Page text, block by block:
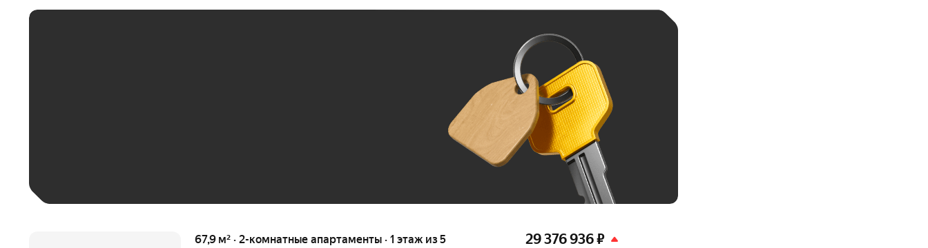
67,9 м² · 2-комнатные апартаменты · 1 этаж из 5 29 376 936₽